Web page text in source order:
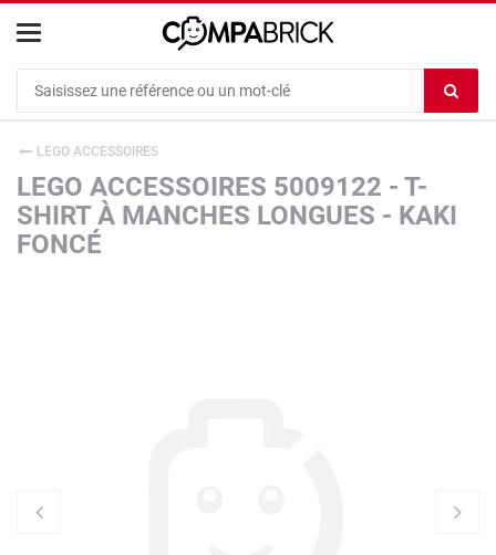
le
LEGO ACCESSOIRES
LEGO ACCESSOIRES 5009122 - T-
SHIRT À MANCHES LONGUES - KAKI
FONCÉ
Cookies management panel